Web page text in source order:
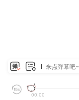
来点弹幕吧~
00:00